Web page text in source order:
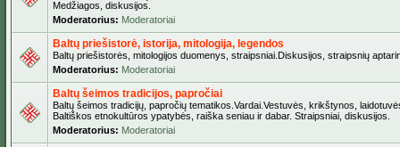
Medžiagos, diskusijos.
Moderatorius: Moderatoriai
Baltų priešistorė, istorija, mitologija, legendos
Baltų priešistorės, mitologijos duomenys, straipsniai.Diskusijos, straipsnių
Moderatorius: Moderatoriai
Baltų šeimos tradicijos, papročiai
Baltų šeimos tradicijų, papročių tematikos.Vardai.Vestuvės, krikštynos,
Baltiškos etnokultūros ypatybės, raiška seniau ir dabar. Straipsniai, diskusijos.
Moderatorius: Moderatoriai